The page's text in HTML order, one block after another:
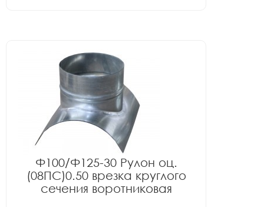
Ф100/Ф125-30 Рулон оц.
(08ПС)0.50 врезка круглого
сечения воротниковая